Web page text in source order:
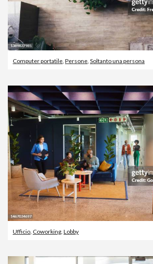
Computer portatile Persone Soltanto una persona
Ufficio Coworking Lobby